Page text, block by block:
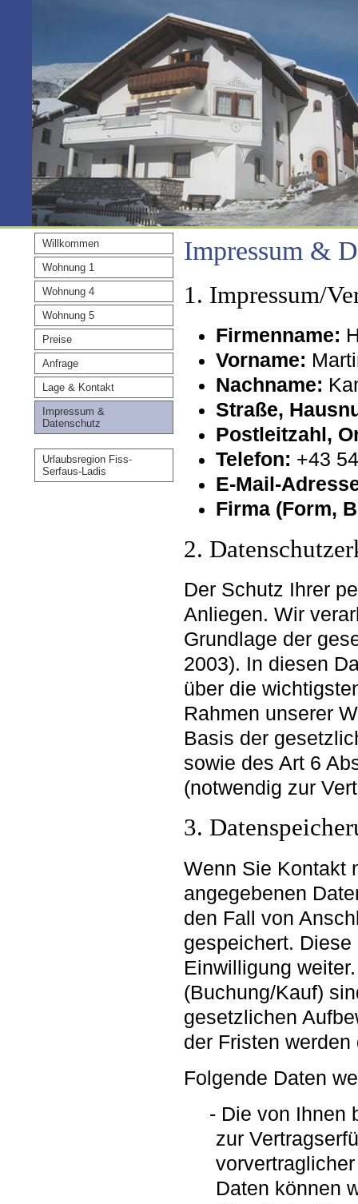
Willkommen
Wohnung 1
Wohnung 4
Wohnung 5
Preise
Anfrage
Lage & Kontakt
Impressum &
Datenschutz
Urlaubsregion Fiss-
Serfaus-Ladis
Impressum &
1. Impressum/
Firmenname:
Vorname:
Nachname:
Straße,
Postleitzahl,
Telefon: +43
E-Mail-
Firma (Form,
2.
Der Schutz Ihrer
Anliegen. Wir
Grundlage der
2003). In diesen
über die
Rahmen unserer
Basis der
sowie des Art 6
(notwendig zur
3.
Wenn Sie Kontakt
angegebenen
den Fall von
gespeichert.
Einwilligung
(Buchung/Kauf)
gesetzlichen
der Fristen
Folgende Daten
Die von Ihnen
zur
Daten können